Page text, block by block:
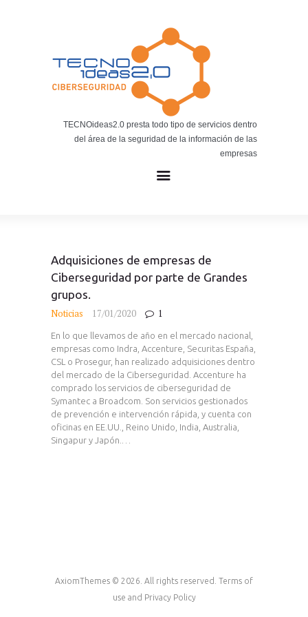
TECNOideas2.0 presta todo tipo de servicios dentro
del área de la seguridad de la información de las
empresas
BLOG TECNOIDEAS
Noticias tecnológicas.
Adquisiciones de empresas de
Ciberseguridad por parte de Grandes
grupos.
Noticias 17/01/2020 1
En lo que llevamos de año en el mercado nacional,
empresas como Indra, Accenture, Securitas España,
CSL o Prosegur, han realizado adquisiciones dentro
del mercado de la Ciberseguridad. Accenture ha
comprado los servicios de ciberseguridad de
Symantec a Broadcom. Son servicios gestionados
de prevención e intervención rápida, y cuenta con
oficinas en EE.UU., Reino Unido, India, Australia,
Singapur y Japón.…
AxiomThemes © 2026. All rights reserved. Terms of
use and Privacy Policy